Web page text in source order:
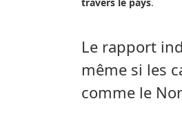
Le rapport
même si les
comme le